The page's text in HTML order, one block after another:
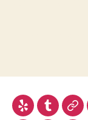
Yelp Tumblr